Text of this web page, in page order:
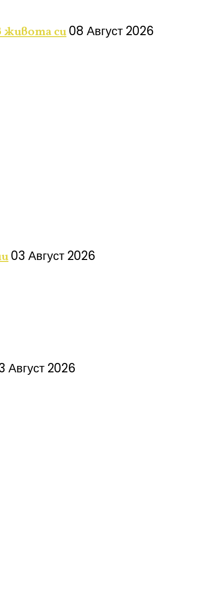
живота си08 Август 2026
03 Август 2026
Август 2026